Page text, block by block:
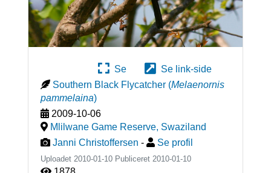
Se
Se link-side
Southern Black Flycatcher (Melaenornis
pammelaina)
2009-10-06
Mlilwane Game Reserve, Swaziland
Janni Christoffersen - Se profil
Uploadet 2010-01-10 Publiceret 2010-01-10